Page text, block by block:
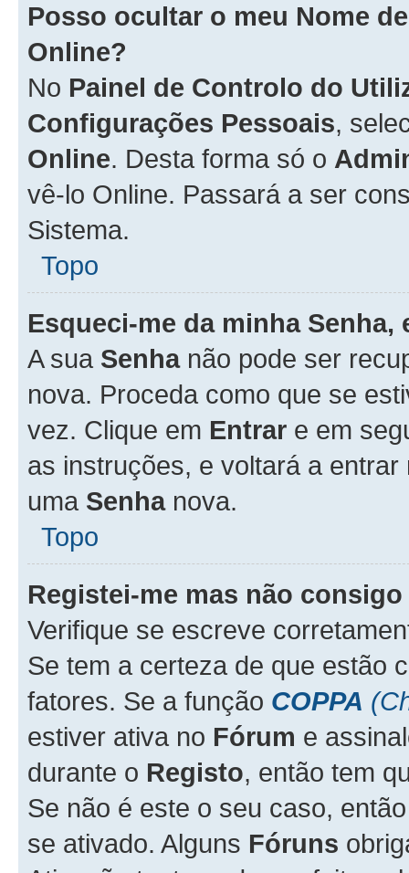
Posso ocultar o meu Nome
Online?
No Painel de Controlo do
Configurações Pessoais,
Online. Desta forma só o
vê-lo Online. Passará a ser
Sistema.
Topo
Esqueci-me da minha Senha,
A sua Senhanão pode ser
nova. Proceda como que se
vez. Clique em Entrar e em
as instruções, e voltará a
uma Senhanova.
Topo
Registei-me mas não
Verifique se escreve
Se tem a certeza de que estão
fatores. Se a função COPPA
estiver ativa no Fórum e
durante o Registo, então tem
Se não é este o seu caso,
se ativado. Alguns Fóruns